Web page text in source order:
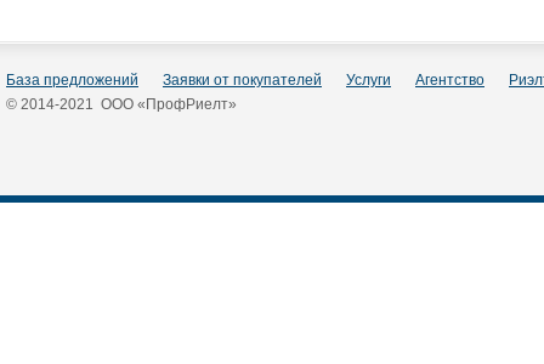
База предложений Заявки от покупателей Услуги Агентство
© 2014-2021 ООО «ПрофРиелт»